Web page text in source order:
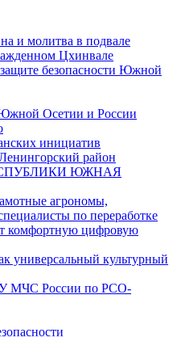
и молитва в подвале
Цхинвале
защите безопасности Южной
Осетии и России
инициатив
район
ЮЖНАЯ
агрономы,
по переработке
комфортную цифровую
универсальный культурный
МЧС России по РСО-